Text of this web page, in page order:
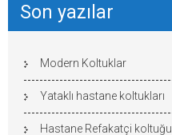
Son yazılar
Modern Koltuklar
Yataklı hastane koltukları
Hastane Refakatçi koltuğu